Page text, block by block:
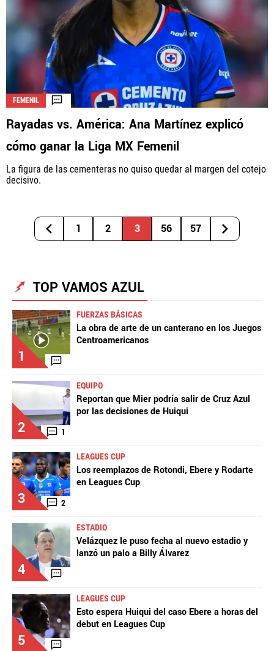
FEMENIL
Rayadas vs. América: Ana Martínez explicó
cómo ganar la Liga MX Femenil
La figura de las cementeras no quiso quedar al margen del cotejo
decisivo.
1 2 3 56 57
TOP VAMOS AZUL
1
FUERZAS BÁSICAS
La obra de arte de un canterano en los Juegos
Centroamericanos
2 1
EQUIPO
Reportan que Mier podría salir de Cruz Azul
por las decisiones de Huiqui
3 2
LEAGUES CUP
Los reemplazos de Rotondi, Ebere y Rodarte
en Leagues Cup
4
ESTADIO
Velázquez le puso fecha al nuevo estadio y
lanzó un palo a Billy Álvarez
5
LEAGUES CUP
Esto espera Huiqui del caso Ebere a horas del
debut en Leagues Cup